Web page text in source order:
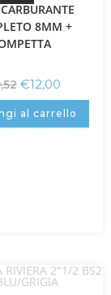
8MM +
€12,00
al carrello